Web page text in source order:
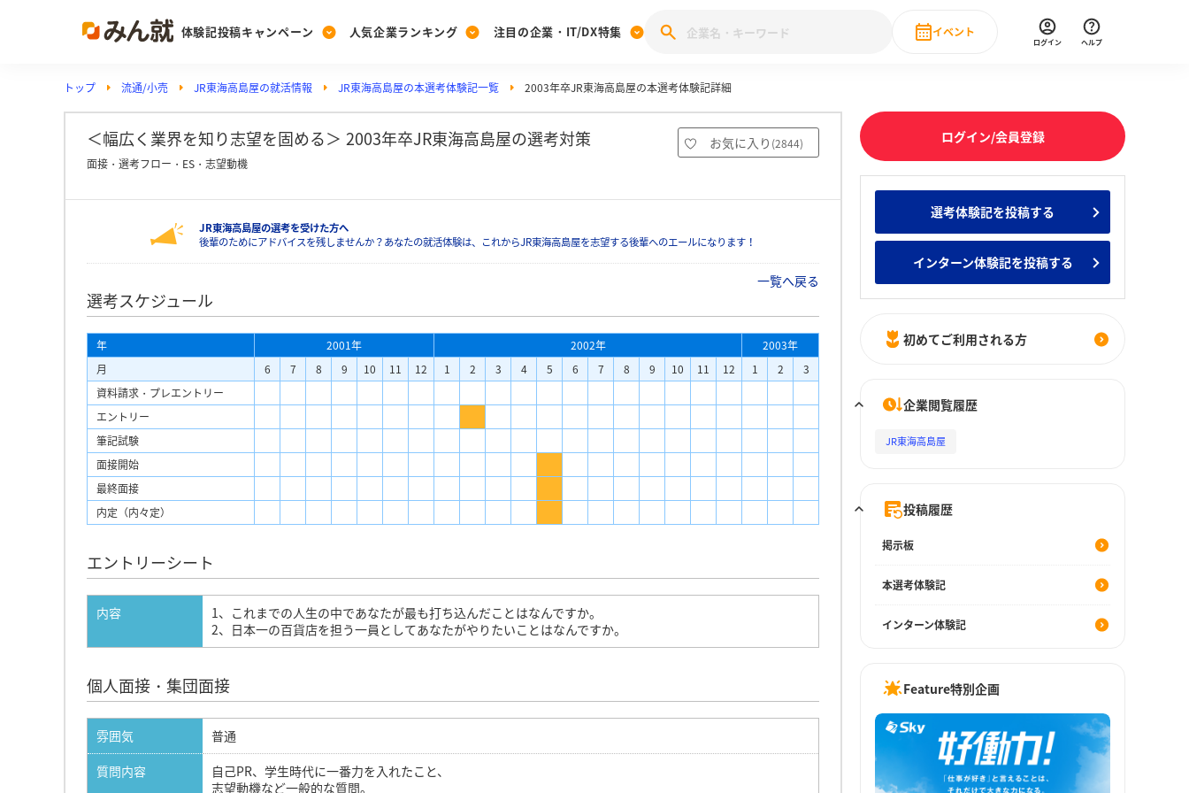
体験記投稿キャンペーン
Post
投稿する
[27卒] 本選考体験記投稿キャンペーン
人気企業ランキング
Ranking
ランキングを見る
みんなのDX企業就職ブランド調査
Vote
投票する
みんなの新卒就職人気企業ランキング みんなのインターン人気企業ランキ
注目の企業・IT/DX特集
PickUp
注目の企業特集
28卒 IT・DX現場社員インタビュー
イベント
直近のイベント一覧
ログイン ヘルプ
トップ 流通/小売 JR東海高島屋の就活情報 JR東海高島屋の本選考体験記一覧 2003年卒JR東海高島屋の本選考体験記詳細
＜幅広く業界を知り志望を固める＞ 2003年卒JR東海高島屋の選考対策 お気に入り (2844)
面接・選考フロー・ES・志望動機
JR東海高島屋の選考を受けた方へ
後輩のためにアドバイスを残しませんか？あなたの就活体験は、これからJR東海高島屋を志望する後輩へのエールになります！
一覧へ戻る
選考スケジュール
年 2001年 2002年
2003年
月
6 7 8 9 10 11 12 1 2 3 4 5 6 7 8 9 10 11 12 1 2
3
資料請求・プレエントリー
エントリー
筆記試験
面接開始
最終面接
内定（内々定）
エントリーシート
内容
1、これまでの人生の中であなたが最も打ち込んだことはなんですか。
2、日本一の百貨店を担う一員としてあなたがやりたいことはなんですか。
個人面接・集団面接
雰囲気
普通
質問内容
自己PR、学生時代に一番力を入れたこと、
志望動機など一般的な質問。
ログイン/会員登録
選考体験記を投稿する
インターン体験記を投稿する
初めてご利用される方
企業閲覧履歴
JR東海高島屋
投稿履歴
掲示板
本選考体験記
インターン体験記
Feature特別企画